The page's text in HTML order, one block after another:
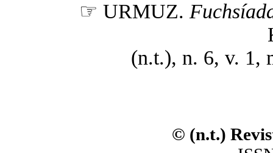
☞ URMUZ.
(n.t.), n. 6, v. 1,
© (n.t.)